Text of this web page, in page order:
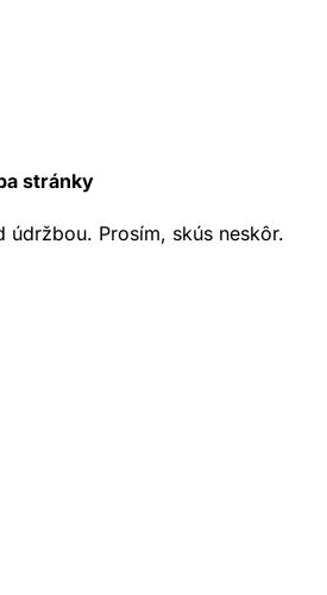
stránky
údržbou. Prosím, skús neskôr.